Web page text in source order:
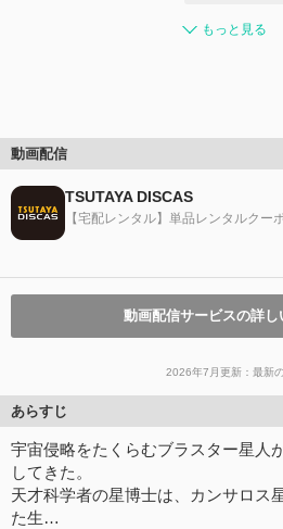
もっと見る
動画配信
TSUTAYA DISCAS
【宅配レンタル】単品レンタルクー
動画配信サービスの詳し
2026年7月更新：最新
あらすじ
宇宙侵略をたくらむブラスター星人
してきた。
天才科学者の星博士は、カンサロス
た生…